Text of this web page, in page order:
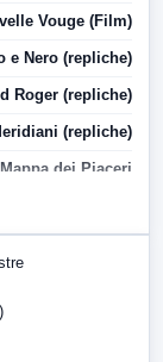
Vouge (Film)
e Nero (repliche)
Roger (repliche)
(repliche)
dei Piaceri